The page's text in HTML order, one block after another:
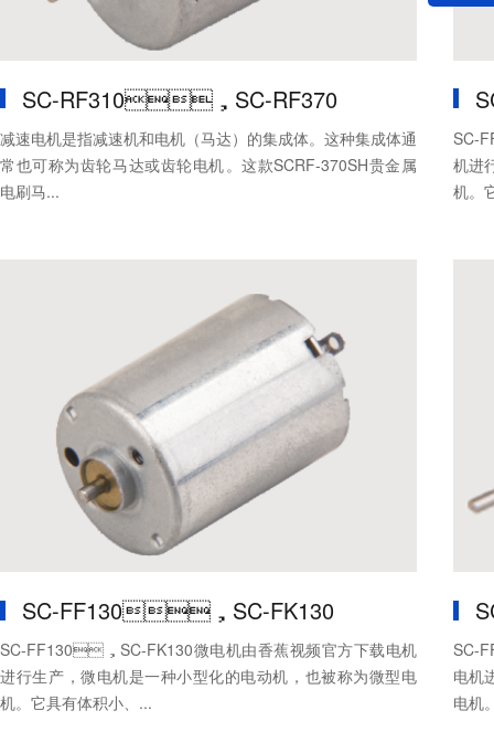
SC-RF310，SC-RF370
减速电机是指减速机和电机（马达）的集成体。这种集成体通
常也可称为齿轮马达或齿轮电机。这款SCRF-370SH贵金属
电刷马...
SC-
机进
机
SC-FF130，SC-FK130
SC-FF130，SC-FK130微电机由香蕉视频官方下载电机
进行生产，微电机是一种小型化的电动机，也被称为微型电
机。它具有体积小、...
SC-
电机
电机